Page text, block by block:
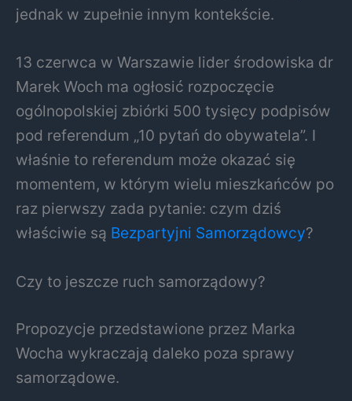
jednak w zupełnie innym kontekście.
13 czerwca w Warszawie lider środowiska dr
Marek Woch ma ogłosić rozpoczęcie
ogólnopolskiej zbiórki 500 tysięcy podpisów
pod referendum „10 pytań do obywatela”. I
właśnie to referendum może okazać się
momentem, w którym wielu mieszkańców po
raz pierwszy zada pytanie: czym dziś
właściwie są Bezpartyjni Samorządowcy?
Czy to jeszcze ruch samorządowy?
Propozycje przedstawione przez Marka
Wocha wykraczają daleko poza sprawy
samorządowe.